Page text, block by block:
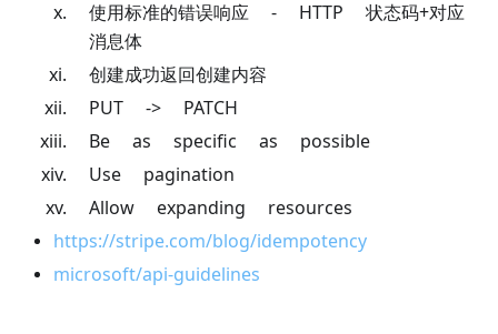
使用标准的错误响应 - HTTP 状态码+对应
消息体
创建成功返回创建内容
PUT -> PATCH
Be as specific as possible
Use pagination
Allow expanding resources
https://stripe.com/blog/idempotency
microsoft/api-guidelines